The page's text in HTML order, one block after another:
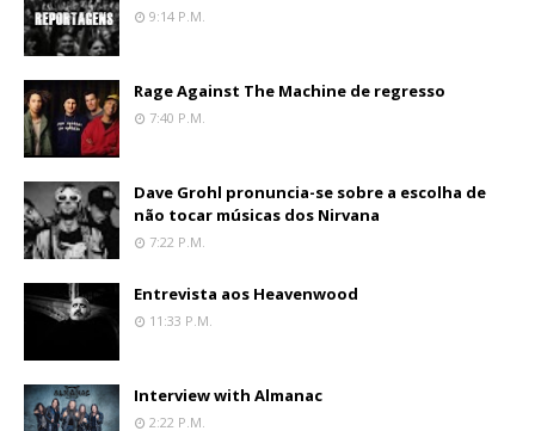
9:14 P.m.
Rage Against The Machine de regresso
7:40 P.m.
Dave Grohl pronuncia-se sobre a escolha de
não tocar músicas dos Nirvana
7:22 P.m.
Entrevista aos Heavenwood
11:33 P.m.
Interview with Almanac
2:22 P.m.